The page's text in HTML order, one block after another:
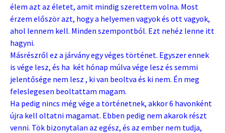
élem azt az életet, amit mindig szerettem volna. Most
érzem először azt, hogy a helyemen vagyok és ott vagyok,
ahol lennem kell. Minden szempontból. Ezt nehéz lenne itt
hagyni.
Másrészről ez a járvány egy véges történet. Egyszer ennek
is vége lesz, és ha két hónap múlva vége lesz és semmi
jelentősége nem lesz , ki van beoltva és ki nem. Én meg
feleslegesen beoltattam magam.
Ha pedig nincs még vége a történetnek, akkor 6 havonként
újra kell oltatni magamat. Ebben pedig nem akarok részt
venni. Tök bizonytalan az egész, és az ember nem tudja,